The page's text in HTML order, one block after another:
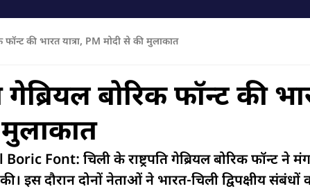
फॉन्ट की भारत यात्रा, PM मोदी से की मुलाकात
गेब्रियल बोरिक फॉन्ट की
Font: चिली के राष्ट्रपति गेब्रियल बोरिक फॉन्ट ने
की। इस दौरान दोनों नेताओं ने भारत-चिली द्विपक्षीय